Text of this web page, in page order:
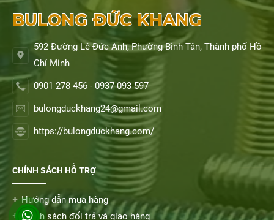
BULONG ĐỨC KHANG
592 Đường Lê Đức Anh, Phường Bình Tân, Thành phố Hồ
Chí Minh
0901 278 456 - 0937 093 597
bulongduckhang24@gmail.com
https://bulongduckhang.com/
CHÍNH SÁCH HỖ TRỢ
Hướng dẫn mua hàng
Chính sách đổi trả và giao hàng